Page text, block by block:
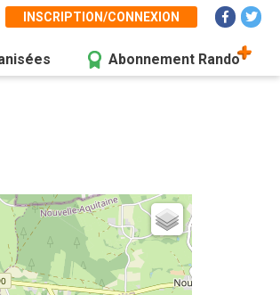
INSCRIPTION/CONNEXION
Abonnement Rando